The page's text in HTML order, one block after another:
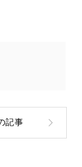
記事